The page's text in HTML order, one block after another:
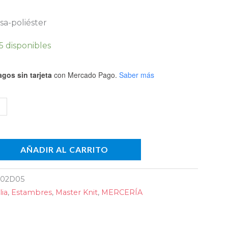
poliéster
disponibles
sin tarjetacon Mercado Pago. Saber más
AÑADIR AL CARRITO
, Estambres, Master Knit, MERCERÍA